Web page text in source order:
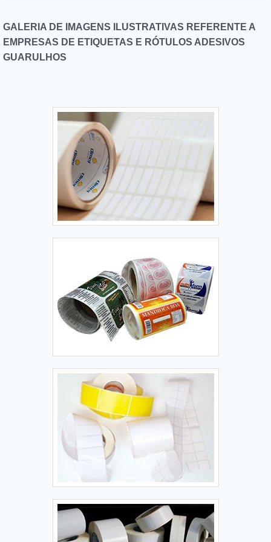
GALERIA DE IMAGENS ILUSTRATIVAS REFERENTE A
EMPRESAS DE ETIQUETAS E RÓTULOS ADESIVOS
GUARULHOS